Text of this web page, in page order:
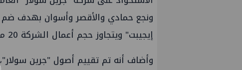
ونجع حمادي والأقصر وأسوان بهدف
إيجيبت" ويتجاوز حجم أعمال الشركة 20 مليون جنيه سنويا.
وأضاف أنه تم تقييم أصول "جرين